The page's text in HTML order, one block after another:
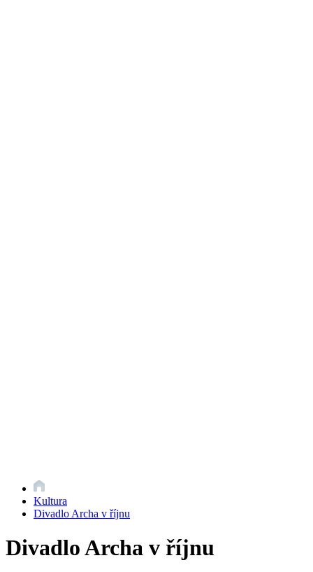
Kultura
Divadlo Archa v říjnu
Divadlo Archa v říjnu